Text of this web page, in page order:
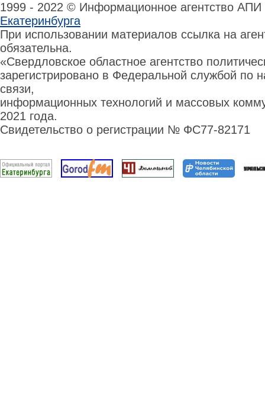
1999 - 2022 © Информационное агентство
Екатеринбурга
При использовании материалов ссылка на
обязательна.
«Свердловское областное агентство
зарегистрировано в Федеральной службой по
связи,
информационных технологий и массовых
2021 года.
Свидетельство о регистрации № ФС77-82171